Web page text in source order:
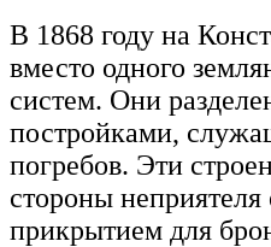
В 1868 году на
вместо одного
систем. Они
постройками,
погребов. Эти
стороны
прикрытием для